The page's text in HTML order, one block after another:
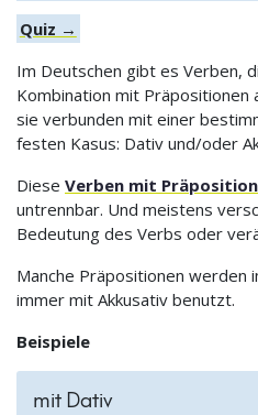
Quiz →
Im Deutschen gibt es Verben,
Kombination mit Präpositionen
sie verbunden mit einer
festen Kasus: Dativ und/oder
Diese Verben mit Präposition
untrennbar. Und meistens
Bedeutung des Verbs oder
Manche Präpositionen werden
immer mit Akkusativ benutzt.
Beispiele
mit Dativ